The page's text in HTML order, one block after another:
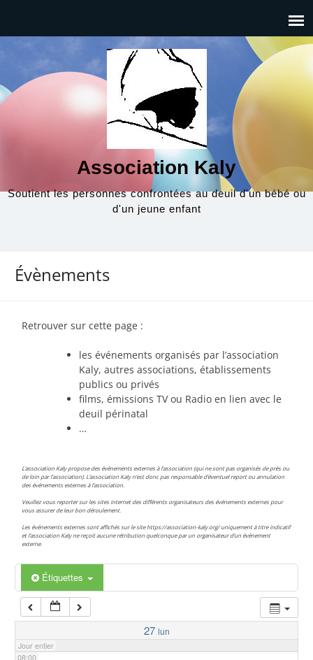
Association Kaly
Soutient les personnes confrontées au deuil d'un bébé ou
d'un jeune enfant
Évènements
Retrouver sur cette page :
les événements organisés par l’association
Kaly, autres associations, établissements
publics ou privés
films, émissions TV ou Radio en lien avec le
deuil périnatal
…
L’association Kaly propose des événements externes à l’association (qui ne sont pas organisés de près ou
de loin par l’association). L’association Kaly n’est donc pas responsable d’éventuel report ou annulation
des événements externes à l’association.
Veuillez vous reporter sur les sites internet des différents organisateurs des événements externes pour
vous assurer de leur bon déroulement.
Les événements externes sont affichés sur le site https://association-kaly.org/ uniquement à titre indicatif
et l’association Kaly ne reçoit aucune rétribution quelconque par un organisateur d’un événement
externe.
Étiquettes
27 lun
Jour entier
00:00
04:00
05:00
06:00
07:00
08:00